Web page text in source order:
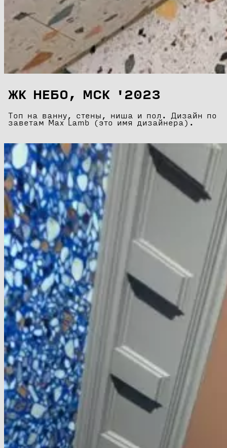
ЖК НЕБО, МСК '2023
Топ на ванну, стены, ниша и пол. Дизайн по
заветам Max Lamb (это имя дизайнера).